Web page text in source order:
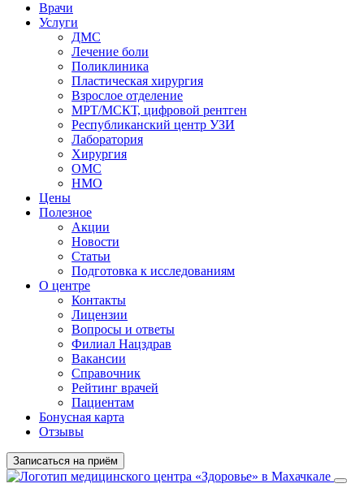
Врачи
Услуги
ДМС
Лечение боли
Поликлиника
Пластическая хирургия
Взрослое отделение
МРТ/МСКТ, цифровой рентген
Республиканский центр УЗИ
Лаборатория
Хирургия
ОМС
НМО
Цены
Полезное
Акции
Новости
Статьи
Подготовка к исследованиям
О центре
Контакты
Лицензии
Вопросы и ответы
Филиал Нацздрав
Вакансии
Справочник
Рейтинг врачей
Пациентам
Бонусная карта
Отзывы
Записаться на приём